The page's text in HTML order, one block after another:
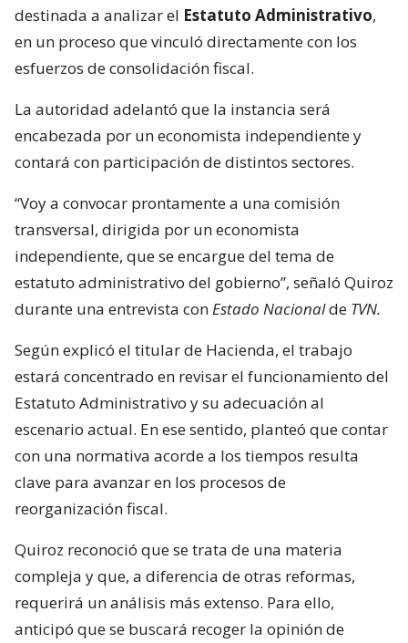
destinada a analizar el Estatuto Administrativo,
en un proceso que vinculó directamente con los
esfuerzos de consolidación fiscal.
La autoridad adelantó que la instancia será
encabezada por un economista independiente y
contará con participación de distintos sectores.
“Voy a convocar prontamente a una comisión
transversal, dirigida por un economista
independiente, que se encargue del tema de
estatuto administrativo del gobierno”, señaló Quiroz
durante una entrevista con Estado Nacionalde TVN.
Según explicó el titular de Hacienda, el trabajo
estará concentrado en revisar el funcionamiento del
Estatuto Administrativo y su adecuación al
escenario actual. En ese sentido, planteó que contar
con una normativa acorde a los tiempos resulta
clave para avanzar en los procesos de
reorganización fiscal.
Quiroz reconoció que se trata de una materia
compleja y que, a diferencia de otras reformas,
requerirá un análisis más extenso. Para ello,
anticipó que se buscará recoger la opinión de